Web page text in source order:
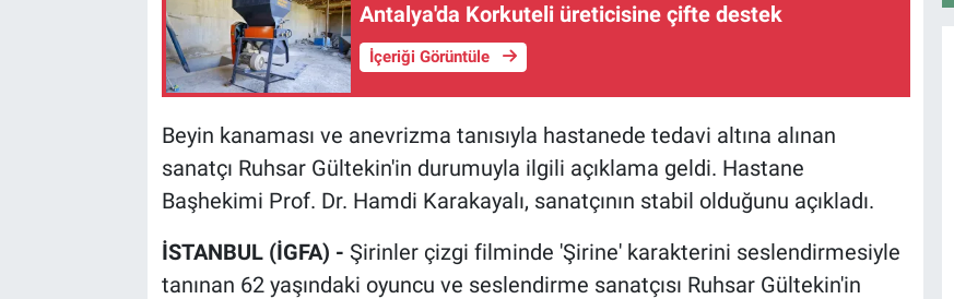
Antalya'da Korkuteli üreticisine çifte destek
İçeriği Görüntüle
Beyin kanaması ve anevrizma tanısıyla hastanede tedavi altına alınan
sanatçı Ruhsar Gültekin'in durumuyla ilgili açıklama geldi. Hastane
Başhekimi Prof. Dr. Hamdi Karakayalı, sanatçının stabil olduğunu açıkladı.
İSTANBUL (İGFA) - Şirinler çizgi filminde 'Şirine' karakterini seslendirmesiyle
tanınan 62 yaşındaki oyuncu ve seslendirme sanatçısı Ruhsar Gültekin'in